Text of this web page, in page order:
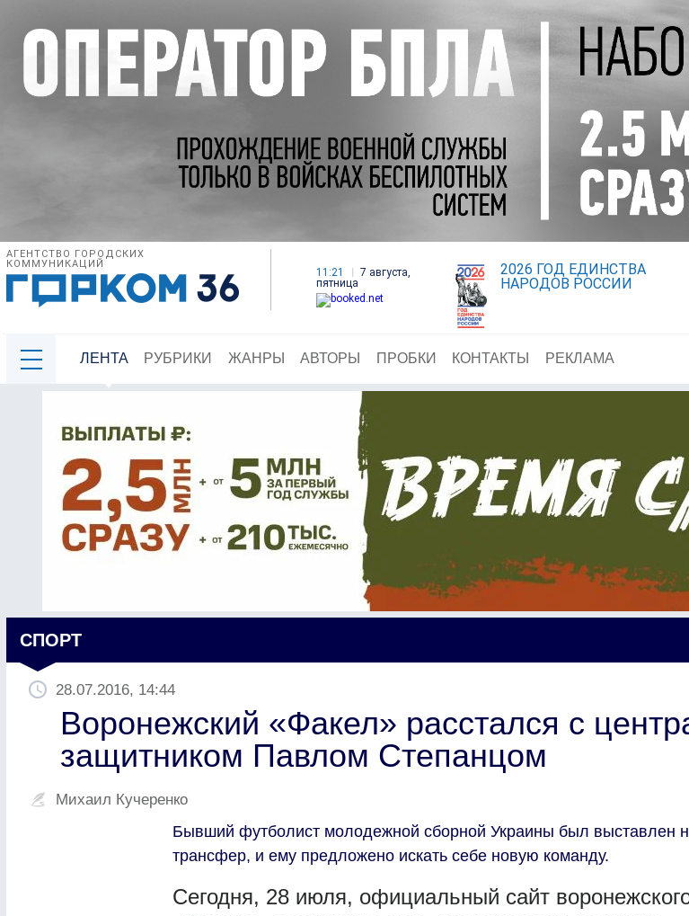
АГЕНТСТВО ГОРОДСКИХ
КОММУНИКАЦИЙ
11:21
7 августа,
пятница
2026 ГОД ЕДИНСТВА
НАРОДОВ РОССИИ
ЛЕНТА РУБРИКИ ЖАНРЫ АВТОРЫ ПРОБКИ КОНТАКТЫ РЕКЛАМА
СПОРТ
28.07.2016, 14:44
Воронежский «Факел» расстался с
защитником Павлом Степанцом
Михаил Кучеренко
Бывший футболист молодежной сборной Украины был выставлен
трансфер, и ему предложено искать себе новую команду.
Сегодня, 28 июля, официальный сайт